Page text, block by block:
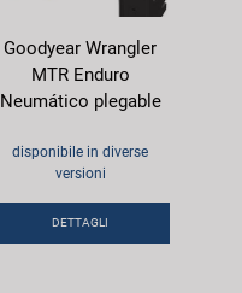
Goodyear Wrangler
MTR Enduro
Neumático plegable
disponibile in diverse
versioni
DETTAGLI